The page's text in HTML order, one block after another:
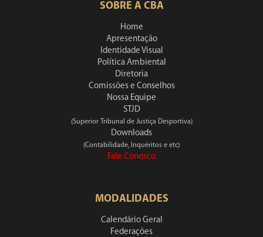
SOBRE A CBA
Home
Apresentação
Identidade Visual
Política Ambiental
Diretoria
Comissões e Conselhos
Nossa Equipe
STJD
(Superior Tribunal de Justiça Desportiva)
Downloads
(Contabilidade, Inquéritos e etc)
Fale Conosco
MODALIDADES
Calendário Geral
Federações